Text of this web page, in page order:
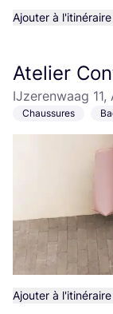
Ajouter à l'itinéraire
Atelier
IJzerenwaag
Chaussures
Ajouter à l'itinéraire